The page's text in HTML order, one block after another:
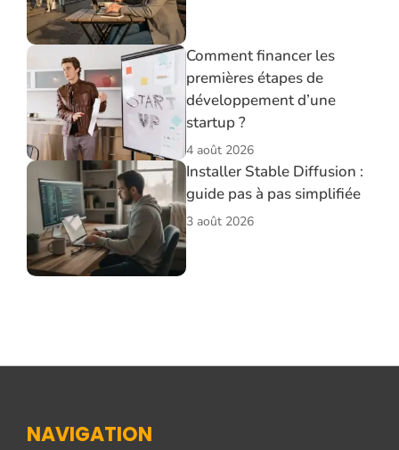
Comment financer les
premières étapes de
développement d’une
startup ?
4 août 2026
Installer Stable Diffusion :
guide pas à pas simplifiée
3 août 2026
NAVIGATION